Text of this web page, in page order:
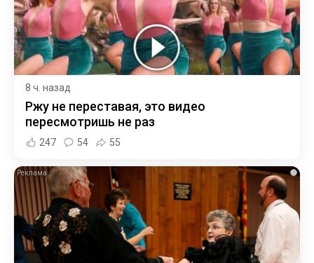
8 ч. назад
Ржу не переставая, это видео
пересмотришь не раз
247 54 55
i